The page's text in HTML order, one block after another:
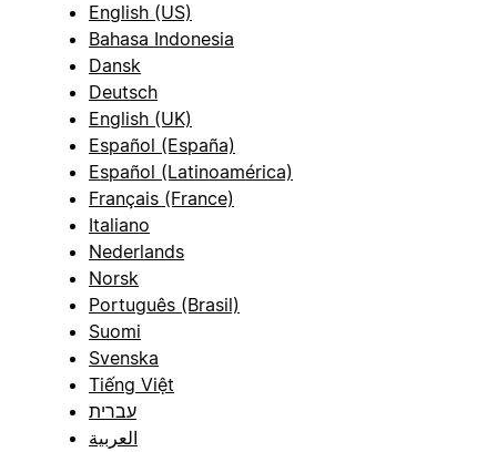
English (US)
Bahasa Indonesia
Dansk
Deutsch
English (UK)
Español (España)
Español (Latinoamérica)
Français (France)
Italiano
Nederlands
Norsk
Português (Brasil)
Suomi
Svenska
Tiếng Việt
עברית
العربية